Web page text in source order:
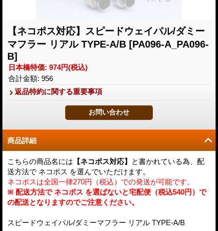
【ネコポス対応】スピードウェイパル/ダミー
マフラー リアル TYPE-A/B [PA096-A_PA096-
B]
日本橋特価: 974円(税込)
合計金額: 956
返品特約に関する重要事項
商品詳細
こちらの商品名には 【ネコポス対応】
と書かれている為、配
送方法で ネコポス を選んでいただけます。
ネコポスは全国一律270円（税込）での発送が可能です。
※ 配送方法で ネコポス を選ばないと宅配便（税込540円）で
の配送となりますのでご注意ください。
スピードウェイパル/ダミーマフラー リアル TYPE-A/B